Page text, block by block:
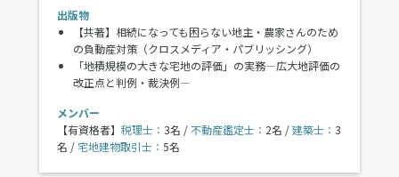
出版物
【共著】相続になっても困らない地主・農家さんのため
の負動産対策（クロスメディア・パブリッシング）
「地積規模の大きな宅地の評価」の実務―広大地評価の
改正点と判例・裁決例―
メンバー
【有資格者】 税理士： 3名 /不動産鑑定士： 2名 /建築士： 3
名 /宅地建物取引士： 5名